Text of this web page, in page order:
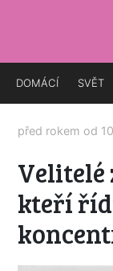
DOMÁCÍ SVĚT
před rokem od
Velitelé
kteří